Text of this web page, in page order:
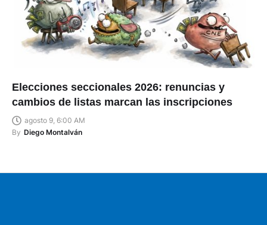
Elecciones seccionales 2026: renuncias y
cambios de listas marcan las inscripciones
agosto 9, 6:00 AM
By Diego Montalván